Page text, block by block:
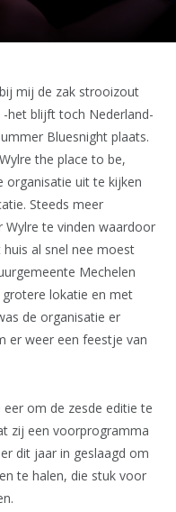
mij de zak strooizout
het blijft toch Nederland-
Bluesnight plaats.
the place to be,
organisatie uit te kijken
Steeds meer
Wylre te vinden waardoor
al snel nee moest
Mechelen
grotere lokatie en met
de organisatie er
er weer een feestje van
om de zesde editie te
zij een voorprogramma
dit jaar in geslaagd om
te halen, die stuk voor